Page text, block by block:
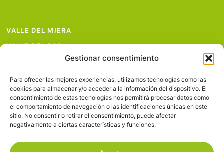
Gestionar consentimiento
Para ofrecer las mejores experiencias, utilizamos tecnologías como las
cookies para almacenar y/o acceder a la información del dispositivo. El
consentimiento de estas tecnologías nos permitirá procesar datos como
el comportamiento de navegación o las identificaciones únicas en este
sitio. No consentir o retirar el consentimiento, puede afectar
negativamente a ciertas características y funciones.
VALLE DEL MIERA
VALLE DEL PAS
VALLE DEL PISUEÑA
PROYECTOS
SERVICIOS
AVISO LEGAL